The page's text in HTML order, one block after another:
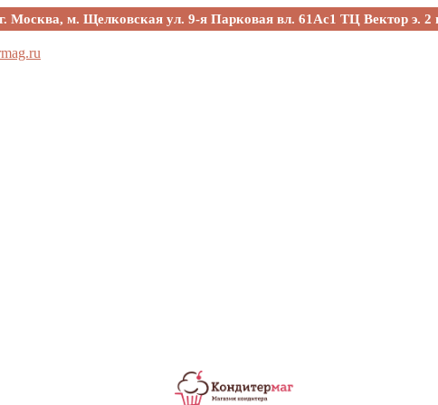
г. Москва, м. Щелковская ул. 9-я Парковая вл. 61Ас1 ТЦ Вектор э. 2